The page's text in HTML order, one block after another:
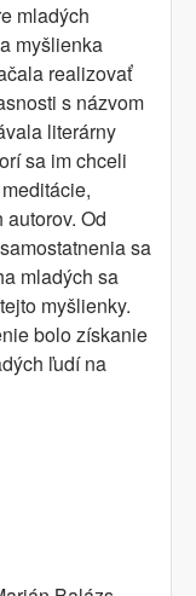
mladých
myšlienka
realizovať
s názvom
literárny
sa im chceli
Od
sa
mladých sa
myšlien­ky.
bolo získanie
ľudí na